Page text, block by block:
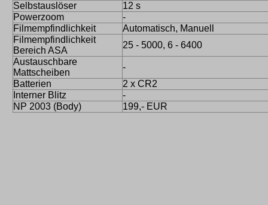
Selbstauslöser
12 s
Powerzoom
-
Filmempfindlichkeit
Automatisch, Manuell
Filmempfindlichkeit
Bereich ASA
25 - 5000, 6 - 6400
Austauschbare
Mattscheiben
-
Batterien
2 x CR2
Interner Blitz
-
NP 2003 (Body)
199,- EUR